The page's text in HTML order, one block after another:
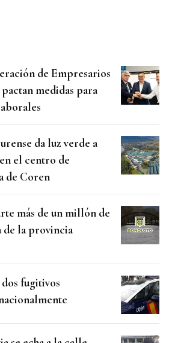
de Empresarios
medidas para
da luz verde a
el centro de
de Coren
más de un millón de
de la provincia
fugitivos